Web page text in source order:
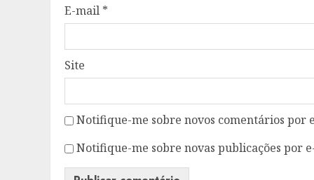
E-mail *
Site
Notifique-me sobre novos comentários por
Notifique-me sobre novas publicações por